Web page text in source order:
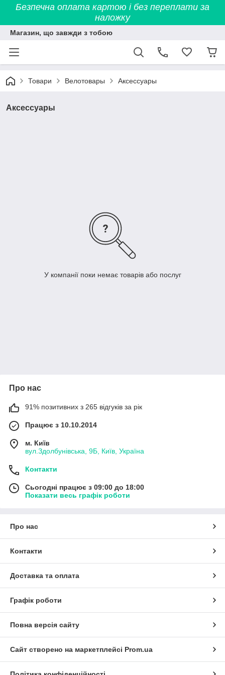
Безпечна оплата картою і без переплати за
наложку
Магазин, що завжди з тобою
Товари Велотовары Аксессуары
Аксессуары
У компанії поки немає товарів або послуг
Про нас
91% позитивних з 265 відгуків за рік
Працює з 10.10.2014
м. Київ
вул.Здолбунівська, 9Б, Київ, Україна
Контакти
Сьогодні працює з 09:00 до 18:00
Показати весь графік роботи
Про нас
Контакти
Доставка та оплата
Графік роботи
Повна версія сайту
Сайт створено на маркетплейсі Prom.ua